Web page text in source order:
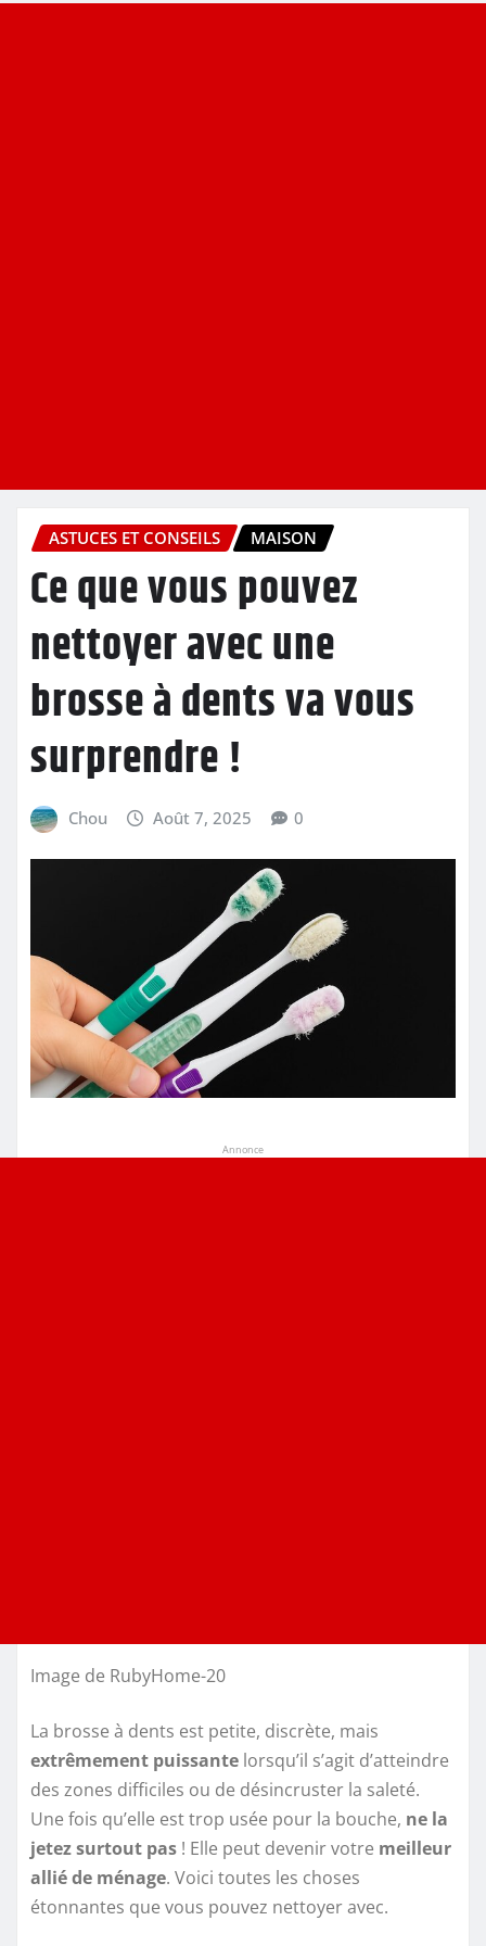
ASTUCES ET CONSEILS MAISON
Ce que vous pouvez
nettoyer avec une
brosse à dents va vous
surprendre !
Chou Août 7, 2025 0
Annonce
Image de RubyHome-20
La brosse à dents est petite, discrète, mais
extrêmement puissante lorsqu’il s’agit d’atteindre
des zones difficiles ou de désincruster la saleté.
Une fois qu’elle est trop usée pour la bouche, ne la
jetez surtout pas ! Elle peut devenir votre meilleur
allié de ménage. Voici toutes les choses
étonnantes que vous pouvez nettoyer avec.